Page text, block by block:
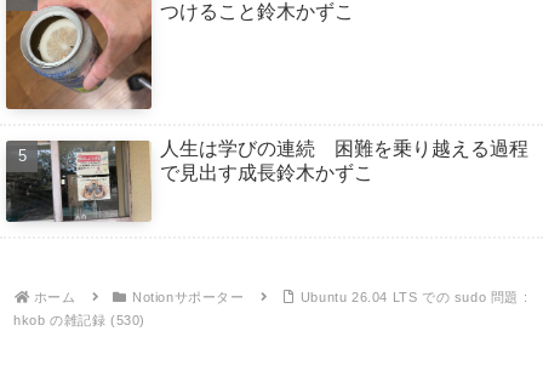
つけること鈴木かずこ
人生は学びの連続 困難を乗り越える過程
で見出す成長鈴木かずこ
ホーム Notionサポーター
Ubuntu 26.04 LTS での sudo 問題 :
hkob の雑記録 (530)